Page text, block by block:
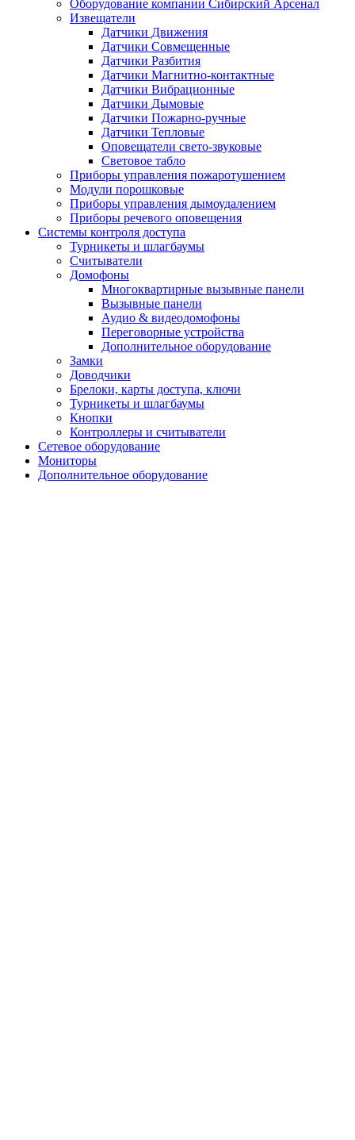
Оборудование компании Сибирский Арсенал
Извещатели
Датчики Движения
Датчики Совмещенные
Датчики Разбития
Датчики Магнитно-контактные
Датчики Вибрационные
Датчики Дымовые
Датчики Пожарно-ручные
Датчики Тепловые
Оповещатели свето-звуковые
Световое табло
Приборы управления пожаротушением
Модули порошковые
Приборы управления дымоудалением
Приборы речевого оповещения
Системы контроля доступа
Турникеты и шлагбаумы
Cчитыватели
Домофоны
Многоквартирные вызывные панели
Вызывные панели
Аудио & видеодомофоны
Переговорные устройства
Дополнительное оборудование
Замки
Доводчики
Брелоки, карты доступа, ключи
Турникеты и шлагбаумы
Кнопки
Контроллеры и считыватели
Сетевое оборудование
Мониторы
Дополнительное оборудование